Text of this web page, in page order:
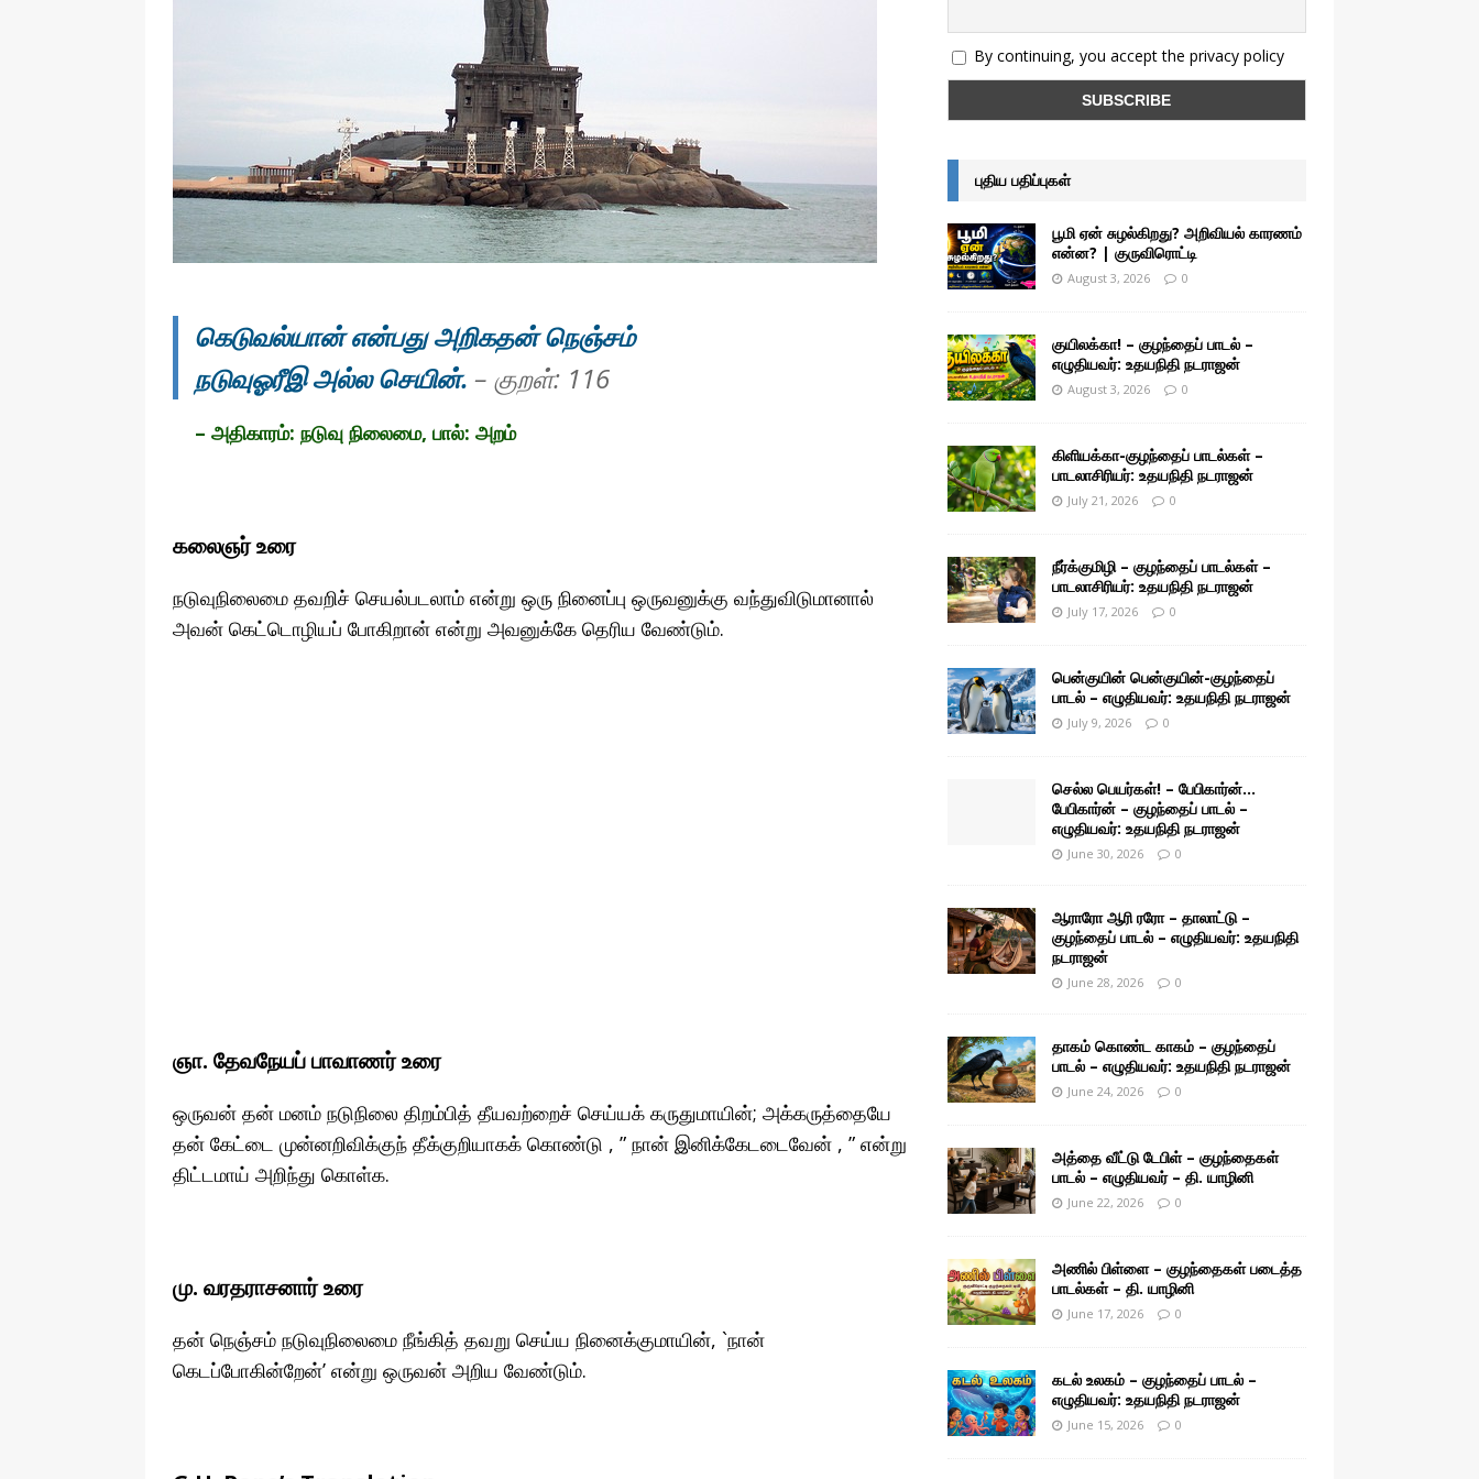
கெடுவல்யான் என்பது அறிகதன் நெஞ்சம்
நடுவுஓரீஇ அல்ல செயின். – குறள்: 116
– அதிகாரம்: நடுவு நிலைமை, பால்: அறம்
கலைஞர் உரை
நடுவுநிலைமை தவறிச் செயல்படலாம் என்று ஒரு நினைப்பு ஒருவனுக்கு வந்துவிடுமானால்
அவன் கெட்டொழியப் போகிறான் என்று அவனுக்கே தெரிய வேண்டும்.
ஞா. தேவநேயப் பாவாணர் உரை
ஒருவன் தன் மனம் நடுநிலை திறம்பித் தீயவற்றைச் செய்யக் கருதுமாயின்; அக்கருத்தையே
தன் கேட்டை முன்னறிவிக்குந் தீக்குறியாகக் கொண்டு , ” நான் இனிக்கேடடைவேன் , ” என்று
திட்டமாய் அறிந்து கொள்க.
மு. வரதராசனார் உரை
தன் நெஞ்சம் நடுவுநிலைமை நீங்கித் தவறு செய்ய நினைக்குமாயின், `நான்
கெடப்போகின்றேன்’ என்று ஒருவன் அறிய வேண்டும்.
By continuing, you accept the privacy policy
புதிய பதிப்புகள்
பூமி ஏன் சுழல்கிறது? அறிவியல் காரணம்
என்ன? | குருவிரொட்டி
August 3, 2026 0
குயிலக்கா! – குழந்தைப் பாடல் –
எழுதியவர்: உதயநிதி நடராஜன்
August 3, 2026 0
கிளியக்கா-குழந்தைப் பாடல்கள் –
பாடலாசிரியர்: உதயநிதி நடராஜன்
July 21, 2026 0
நீர்க்குமிழி – குழந்தைப் பாடல்கள் –
பாடலாசிரியர்: உதயநிதி நடராஜன்
July 17, 2026 0
பென்குயின் பென்குயின்-குழந்தைப்
பாடல் – எழுதியவர்: உதயநிதி நடராஜன்
July 9, 2026 0
செல்ல பெயர்கள்! – பேபிகார்ன்…
பேபிகார்ன் – குழந்தைப் பாடல் –
எழுதியவர்: உதயநிதி நடராஜன்
June 30, 2026 0
ஆராரோ ஆரி ரரோ – தாலாட்டு –
குழந்தைப் பாடல் – எழுதியவர்: உதயநிதி
நடராஜன்
June 28, 2026 0
தாகம் கொண்ட காகம் – குழந்தைப்
பாடல் – எழுதியவர்: உதயநிதி நடராஜன்
June 24, 2026 0
அத்தை வீட்டு டேபிள் – குழந்தைகள்
பாடல் – எழுதியவர் – தி. யாழினி
June 22, 2026 0
அணில் பிள்ளை – குழந்தைகள் படைத்த
பாடல்கள் – தி. யாழினி
June 17, 2026 0
கடல் உலகம் – குழந்தைப் பாடல் –
எழுதியவர்: உதயநிதி நடராஜன்
June 15, 2026 0